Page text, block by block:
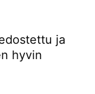
ja
hyvin